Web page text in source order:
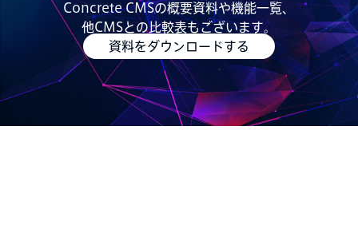
Concrete CMSの概要資料や機能一覧、
他CMSとの比較表もございます。
資料をダウンロードする